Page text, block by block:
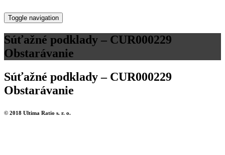
Toggle navigation
Súťažné podklady – CUR000229
Obstarávanie
Súťažné podklady – CUR000229
Obstarávanie
© 2018 Ultima Ratio s. r. o.